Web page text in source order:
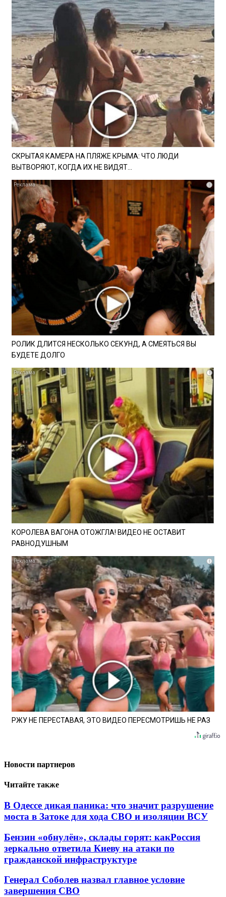
СКРЫТАЯ КАМЕРА НА ПЛЯЖЕ КРЫМА: ЧТО ЛЮДИ
ВЫТВОРЯЮТ, КОГДА ИХ НЕ ВИДЯТ...
i
РОЛИК ДЛИТСЯ НЕСКОЛЬКО СЕКУНД, А СМЕЯТЬСЯ ВЫ
БУДЕТЕ ДОЛГО
i
КОРОЛЕВА ВАГОНА ОТОЖГЛА! ВИДЕО НЕ ОСТАВИТ
РАВНОДУШНЫМ
i
РЖУ НЕ ПЕРЕСТАВАЯ, ЭТО ВИДЕО ПЕРЕСМОТРИШЬ НЕ РАЗ
Новости партнеров
Читайте также
В Одессе дикая паника: что значит разрушение
моста в Затоке для хода СВО и изоляции ВСУ
Бензин «обнулён», склады горят: какРоссия
зеркально ответила Киеву на атаки по
гражданской инфраструктуре
Генерал Соболев назвал главное условие
завершения СВО